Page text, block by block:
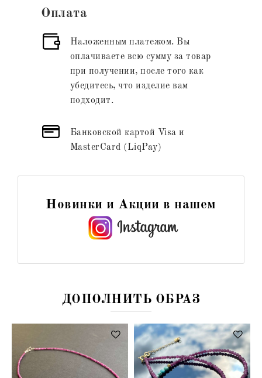
Оплата
Наложенным платежом. Вы
оплачиваете всю сумму за товар
при получении, после того как
убедитесь, что изделие вам
подходит.
Банковской картой Visa и
MasterCard (LiqPay)
Новинки и Акции в нашем
ДОПОЛНИТЬ ОБРАЗ